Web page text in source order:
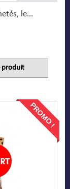
le...
produit
PROMO !